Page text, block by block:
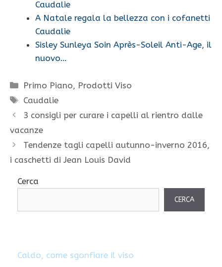
Caudalie
A Natale regala la bellezza con i cofanetti
Caudalie
Sisley Sunleya Soin Après-Soleil Anti-Age, il
nuovo…
Categorie
Primo Piano, Prodotti Viso
Tag
Caudalie
3 consigli per curare i capelli al rientro dalle
vacanze
Tendenze tagli capelli autunno-inverno 2016,
i caschetti di Jean Louis David
Cerca
CERCA
Caldo, come sgonfiare il viso